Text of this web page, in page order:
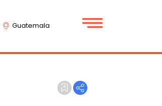
Guatemala